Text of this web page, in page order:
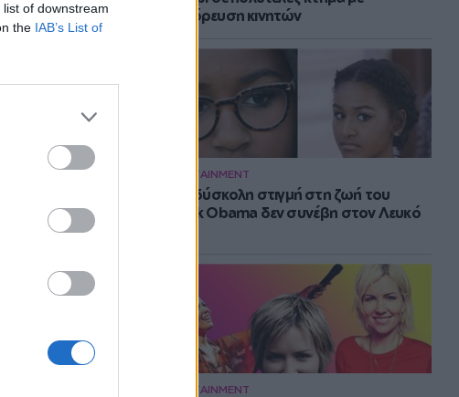
of downstream
the IAB’s List of
απαγόρευση κινητών
ENTERTAINMENT
Η πιο δύσκολη στιγμή στη ζωή του
Barack Obama δεν συνέβη στον Λευκό
ENTERTAINMENT